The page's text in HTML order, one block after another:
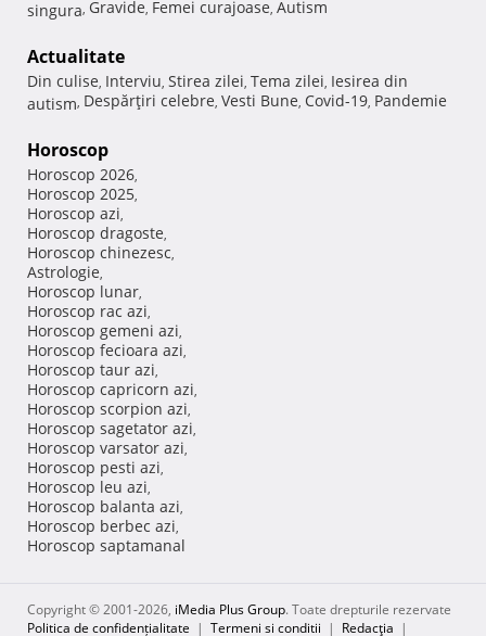
singura, Gravide, Femei curajoase, Autism
Actualitate
Din culise, Interviu, Stirea zilei, Tema zilei, Iesirea din
autism, Despărţiri celebre, Vesti Bune, Covid-19, Pandemie
Horoscop
Horoscop 2026,
Horoscop 2025,
Horoscop azi,
Horoscop dragoste,
Horoscop chinezesc,
Astrologie,
Horoscop lunar,
Horoscop rac azi,
Horoscop gemeni azi,
Horoscop fecioara azi,
Horoscop taur azi,
Horoscop capricorn azi,
Horoscop scorpion azi,
Horoscop sagetator azi,
Horoscop varsator azi,
Horoscop pesti azi,
Horoscop leu azi,
Horoscop balanta azi,
Horoscop berbec azi,
Horoscop saptamanal
Copyright © 2001-2026, iMedia Plus Group. Toate drepturile rezervate
Politica de confidențialitate | Termeni si conditii | Redacţia |